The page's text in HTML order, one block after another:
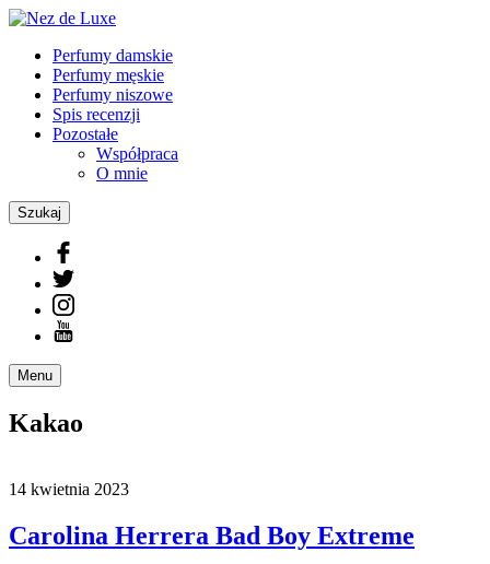
Perfumy damskie
Perfumy męskie
Perfumy niszowe
Spis recenzji
Pozostałe
Współpraca
O mnie
Szukaj
Menu
Kakao
14 kwietnia 2023
Carolina Herrera Bad Boy Extreme